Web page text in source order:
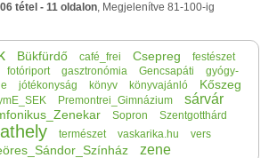
tétel - 11 oldalon, Megjelenítve 81-100-ig
Bükfürdő café_frei Csepreg
festészet
fotóriport gasztronómia Gencsapáti
gyógy-
jótékonyság könyv könyvajánló
Kőszeg
Premontrei_Gimnázium sárvár
Sopron Szentgotthárd
természet vaskarika.hu vers
zene